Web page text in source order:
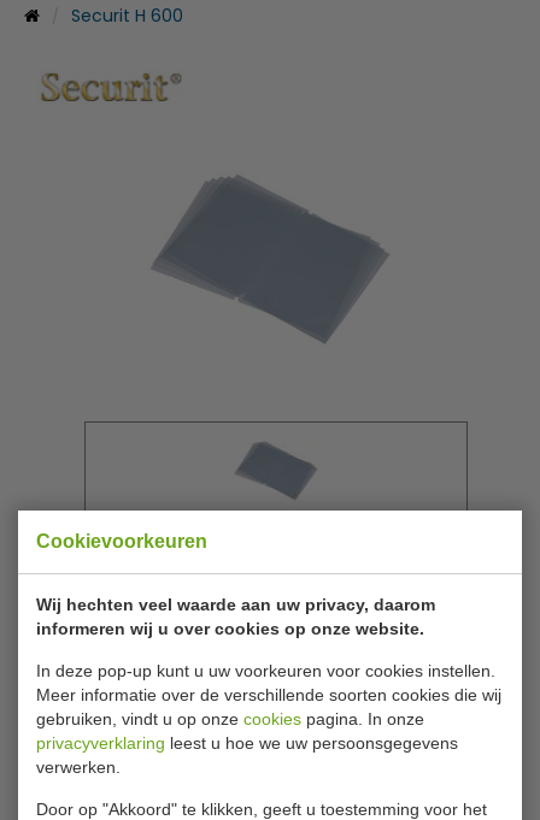
Cookievoorkeuren
Wij hechten veel waarde aan uw privacy, daarom
informeren wij u over cookies op onze website.
In deze pop-up kunt u uw voorkeuren voor cookies instellen.
Meer informatie over de verschillende soorten cookies die wij
gebruiken, vindt u op onze cookies pagina. In onze
privacyverklaring leest u hoe we uw persoonsgegevens
verwerken.
Door op "Akkoord" te klikken, geeft u toestemming voor het
Securit H 600
Securit | 10 hoezen A 4 | H600
Merk
Securit
Artikelnummer
H600
Levertijd
Op voorraad (1 - 2
werkdagen)